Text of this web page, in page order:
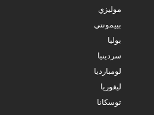
موليزي
بييمونتي
بوليا
سردينيا
لومبارديا
ليغوريا
توسكانا